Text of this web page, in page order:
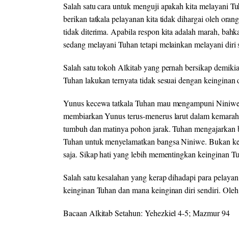
Salah satu cara untuk menguji apakah kita melayani
berikan tatkala pelayanan kita tidak dihargai oleh
tidak diterima. Apabila respon kita adalah marah,
sedang melayani Tuhan tetapi melainkan melayani diri
Salah satu tokoh Alkitab yang pernah bersikap
Tuhan lakukan ternyata tidak sesuai dengan
Yunus kecewa tatkala Tuhan mau mengampuni
membiarkan Yunus terus-menerus larut dalam
tumbuh dan matinya pohon jarak. Tuhan
Tuhan untuk menyelamatkan bangsa Niniwe. Bukan
saja. Sikap hati yang lebih mementingkan keinginan
Salah satu kesalahan yang kerap dihadapi para
keinginan Tuhan dan mana keinginan diri sendiri.
Bacaan Alkitab Setahun: Yehezkiel 4-5; Mazmur 94